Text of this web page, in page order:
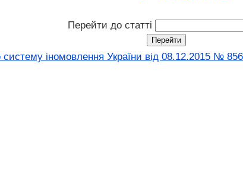
Перейти до статті
іномовлення України від 08.12.2015 №